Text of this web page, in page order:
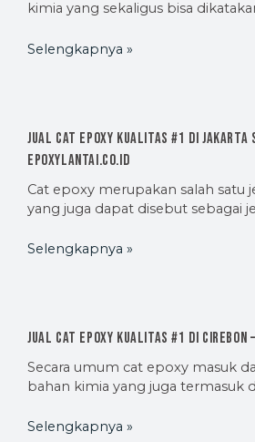
kimia yang sekaligus bisa
Selengkapnya »
Jual Cat Epoxy Kualitas #1 di Jakarta
EpoxyLantai.co.id
Cat epoxy merupakan salah satu
yang juga dapat disebut sebagai
Selengkapnya »
Jual Cat Epoxy Kualitas #1 di Cirebon
Secara umum cat epoxy masuk
bahan kimia yang juga termasuk
Selengkapnya »